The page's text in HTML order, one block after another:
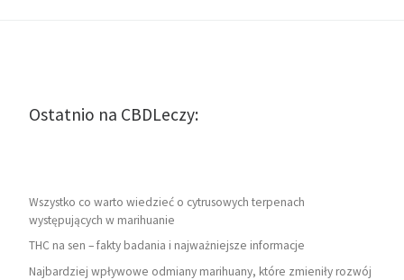
Ostatnio na CBDLeczy:
Wszystko co warto wiedzieć o cytrusowych terpenach
występujących w marihuanie
THC na sen – fakty badania i najważniejsze informacje
Najbardziej wpływowe odmiany marihuany, które zmieniły rozwój